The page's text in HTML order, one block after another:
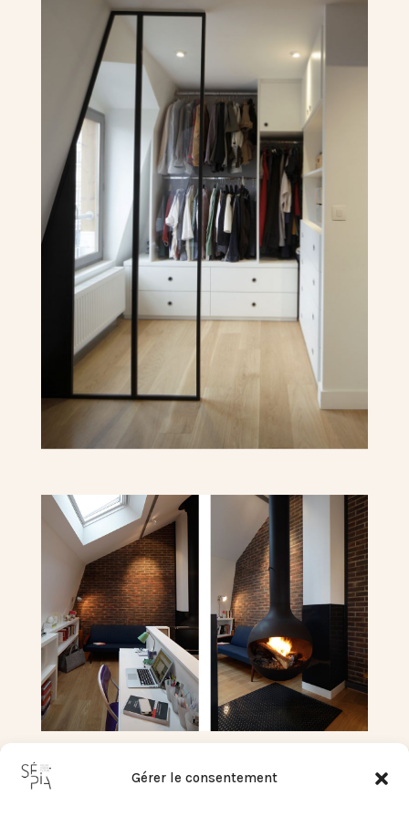
Gérer le consentement
Crédit photo – Hervé Abbadie